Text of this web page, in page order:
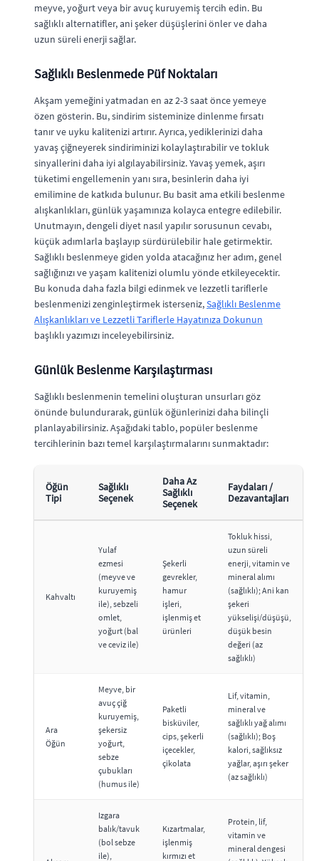
meyve, yoğurt veya bir avuç kuruyemiş tercih edin. Bu
sağlıklı alternatifler, ani şeker düşüşlerini önler ve daha
uzun süreli enerji sağlar.
Sağlıklı Beslenmede Püf Noktaları
Akşam yemeğini yatmadan en az 2-3 saat önce yemeye
özen gösterin. Bu, sindirim sisteminize dinlenme fırsatı
tanır ve uyku kalitenizi artırır. Ayrıca, yediklerinizi daha
yavaş çiğneyerek sindiriminizi kolaylaştırabilir ve tokluk
sinyallerini daha iyi algılayabilirsiniz. Yavaş yemek, aşırı
tüketimi engellemenin yanı sıra, besinlerin daha iyi
emilimine de katkıda bulunur. Bu basit ama etkili beslenme
alışkanlıkları, günlük yaşamınıza kolayca entegre edilebilir.
Unutmayın, dengeli diyet nasıl yapılır sorusunun cevabı,
küçük adımlarla başlayıp sürdürülebilir hale getirmektir.
Sağlıklı beslenmeye giden yolda atacağınız her adım, genel
sağlığınızı ve yaşam kalitenizi olumlu yönde etkileyecektir.
Bu konuda daha fazla bilgi edinmek ve lezzetli tariflerle
beslenmenizi zenginleştirmek isterseniz,Sağlıklı Beslenme
Alışkanlıkları ve Lezzetli Tariflerle Hayatınıza Dokunun
başlıklı yazımızı inceleyebilirsiniz.
Günlük Beslenme Karşılaştırması
Sağlıklı beslenmenin temelini oluşturan unsurları göz
önünde bulundurarak, günlük öğünlerinizi daha bilinçli
planlayabilirsiniz. Aşağıdaki tablo, popüler beslenme
tercihlerinin bazı temel karşılaştırmalarını sunmaktadır:
Öğün
Tipi
Sağlıklı
Seçenek
Daha Az
Sağlıklı
Seçenek
Faydaları /
Dezavantajları
Kahvaltı
Yulaf
ezmesi
(meyve ve
kuruyemiş
ile), sebzeli
omlet,
yoğurt (bal
ve ceviz ile)
Şekerli
gevrekler,
hamur
işleri,
işlenmiş et
ürünleri
Tokluk hissi,
uzun süreli
enerji, vitamin ve
mineral alımı
(sağlıklı); Ani kan
şekeri
yükselişi/düşüşü,
düşük besin
değeri (az
sağlıklı)
Ara
Öğün
Meyve, bir
avuç çiğ
kuruyemiş,
şekersiz
yoğurt,
sebze
çubukları
(humus ile)
Paketli
bisküviler,
cips, şekerli
içecekler,
çikolata
Lif, vitamin,
mineral ve
sağlıklı yağ alımı
(sağlıklı); Boş
kalori, sağlıksız
yağlar, aşırı şeker
(az sağlıklı)
Izgara
balık/tavuk
(bol sebze
ile),
Kızartmalar,
işlenmiş
kırmızı et
Protein, lif,
vitamin ve
mineral dengesi